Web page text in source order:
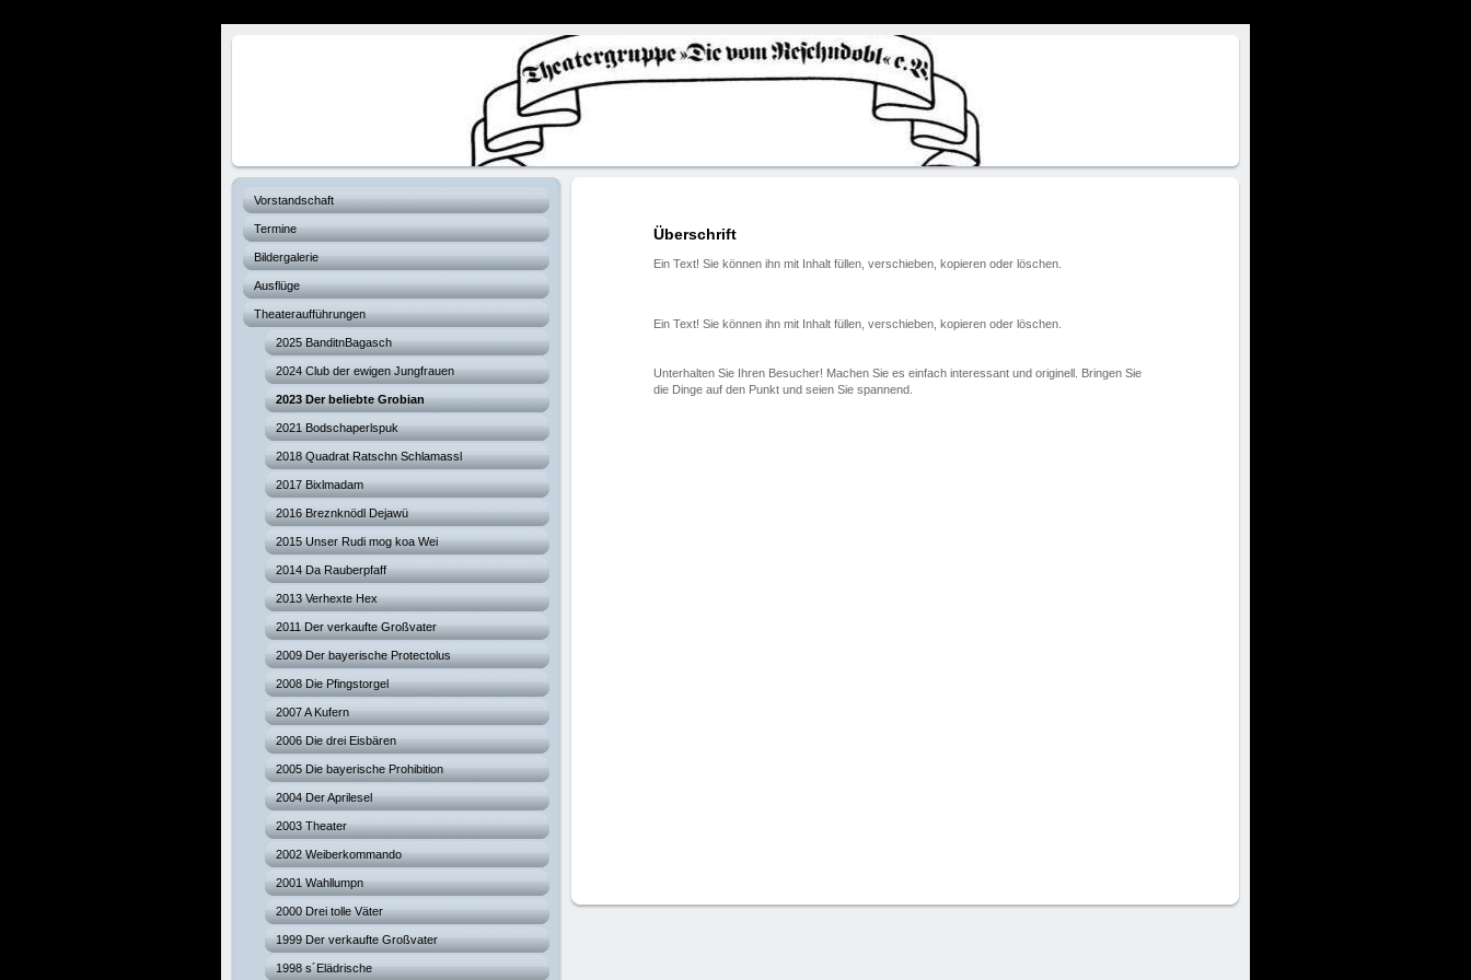
Vorstandschaft
Termine
Bildergalerie
Ausflüge
Theateraufführungen
2025 BanditnBagasch
2024 Club der ewigen Jungfrauen
2023 Der beliebte Grobian
2021 Bodschaperlspuk
2018 Quadrat Ratschn Schlamassl
2017 Bixlmadam
2016 Breznknödl Dejawü
2015 Unser Rudi mog koa Wei
2014 Da Rauberpfaff
2013 Verhexte Hex
2011 Der verkaufte Großvater
2009 Der bayerische Protectolus
2008 Die Pfingstorgel
2007 A Kufern
2006 Die drei Eisbären
2005 Die bayerische Prohibition
2004 Der Aprilesel
2003 Theater
2002 Weiberkommando
2001 Wahllumpn
2000 Drei tolle Väter
1999 Der verkaufte Großvater
1998 s´Elädrische
Überschrift
Ein Text! Sie können ihn mit Inhalt füllen, verschieben, kopieren oder löschen.
Ein Text! Sie können ihn mit Inhalt füllen, verschieben, kopieren oder löschen.
Unterhalten Sie Ihren Besucher! Machen Sie es einfach interessant und originell. Bringen Sie
die Dinge auf den Punkt und seien Sie spannend.